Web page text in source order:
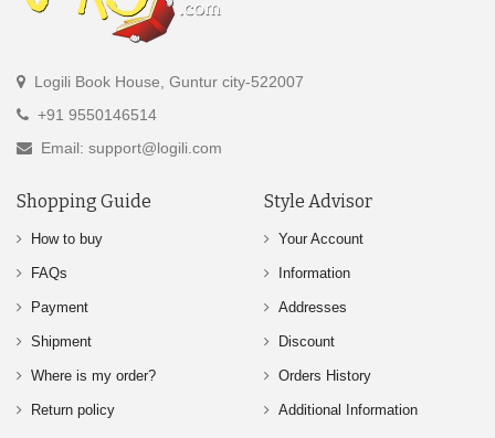
Logili Book House, Guntur city-522007
+91 9550146514
Email: support@logili.com
Shopping Guide
How to buy
FAQs
Payment
Shipment
Where is my order?
Return policy
Style Advisor
Your Account
Information
Addresses
Discount
Orders History
Additional Information